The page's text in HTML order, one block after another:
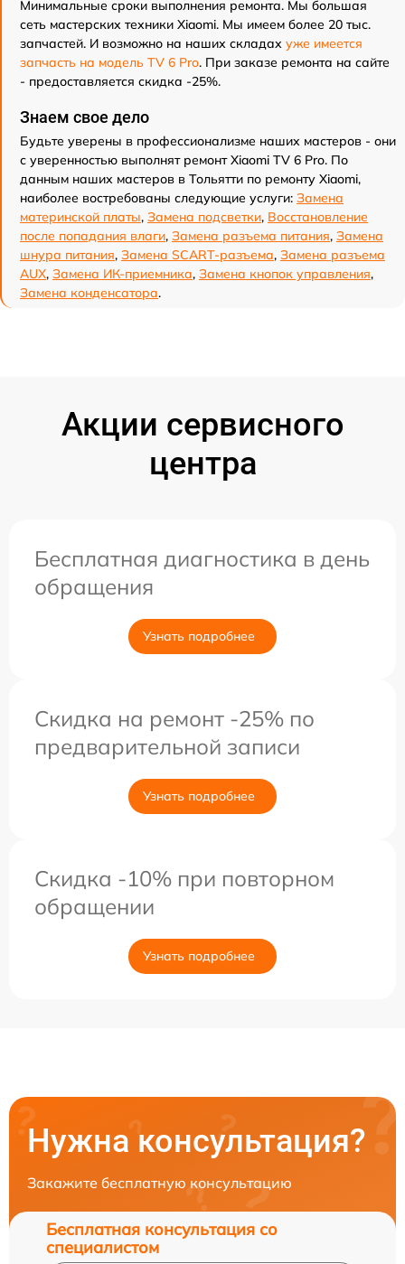
Минимальные сроки выполнения ремонта. Мы большая
сеть мастерских техники Xiaomi. Мы имеем более 20 тыс.
запчастей. И возможно на наших складах уже имеется
запчасть на модель TV 6 Pro. При заказе ремонта на сайте
- предоставляется скидка -25%.
Знаем свое дело
Будьте уверены в профессионализме наших мастеров - они
с уверенностью выполнят ремонт Xiaomi TV 6 Pro. По
данным наших мастеров в Тольятти по ремонту Xiaomi,
наиболее востребованы следующие услуги: Замена
материнской платы, Замена подсветки, Восстановление
после попадания влаги, Замена разъема питания, Замена
шнура питания, Замена SCART-разъема, Замена разъема
AUX, Замена ИК-приемника, Замена кнопок управления,
Замена конденсатора.
Акции сервисного
центра
Бесплатная диагностика в день
обращения
Узнать подробнее
Скидка на ремонт -25% по
предварительной записи
Узнать подробнее
Скидка -10% при повторном
обращении
Узнать подробнее
Нужна консультация?
Закажите бесплатную консультацию
Бесплатная консультация со
специалистом